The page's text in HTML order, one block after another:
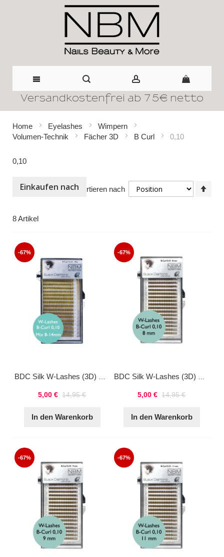
Direkt
Inhalt
Versandkostenfrei ab 75€ netto
Home Eyelashes
Wimpern
Volumen-Technik
Fächer 3D B Curl 0,10
0,10
8Artikel
Sortieren nach
-67%
5,00 € 14,95 €
In den Warenkorb
-67%
5,00 € 14,95 €
In den Warenkorb
-67% -67%
Einkaufen nach